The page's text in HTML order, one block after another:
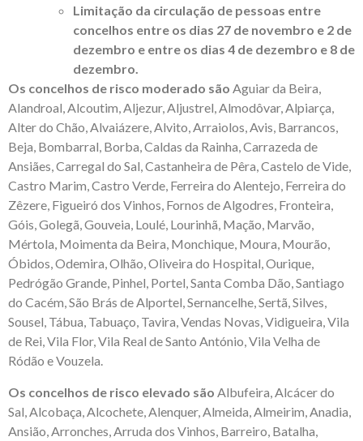
Limitação da circulação de pessoas entre
concelhos entre os dias 27 de novembro e 2 de
dezembro e entre os dias 4 de dezembro e 8 de
dezembro.
Os concelhos de risco moderado são Aguiar da Beira,
Alandroal, Alcoutim, Aljezur, Aljustrel, Almodôvar, Alpiarça,
Alter do Chão, Alvaiázere, Alvito, Arraiolos, Avis, Barrancos,
Beja, Bombarral, Borba, Caldas da Rainha, Carrazeda de
Ansiães, Carregal do Sal, Castanheira de Pêra, Castelo de Vide,
Castro Marim, Castro Verde, Ferreira do Alentejo, Ferreira do
Zêzere, Figueiró dos Vinhos, Fornos de Algodres, Fronteira,
Góis, Golegã, Gouveia, Loulé, Lourinhã, Mação, Marvão,
Mértola, Moimenta da Beira, Monchique, Moura, Mourão,
Óbidos, Odemira, Olhão, Oliveira do Hospital, Ourique,
Pedrógão Grande, Pinhel, Portel, Santa Comba Dão, Santiago
do Cacém, São Brás de Alportel, Sernancelhe, Sertã, Silves,
Sousel, Tábua, Tabuaço, Tavira, Vendas Novas, Vidigueira, Vila
de Rei, Vila Flor, Vila Real de Santo António, Vila Velha de
Ródão e Vouzela.
Os concelhos de risco elevado são Albufeira, Alcácer do
Sal, Alcobaça, Alcochete, Alenquer, Almeida, Almeirim, Anadia,
Ansião, Arronches, Arruda dos Vinhos, Barreiro, Batalha,